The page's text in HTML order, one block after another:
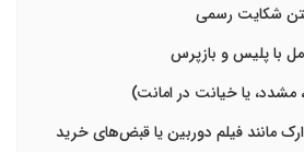
شکایت رسمی
با پلیس و بازپرس
یا خیانت در امانت)
مانند فیلم دوربین یا قبض‌های خرید